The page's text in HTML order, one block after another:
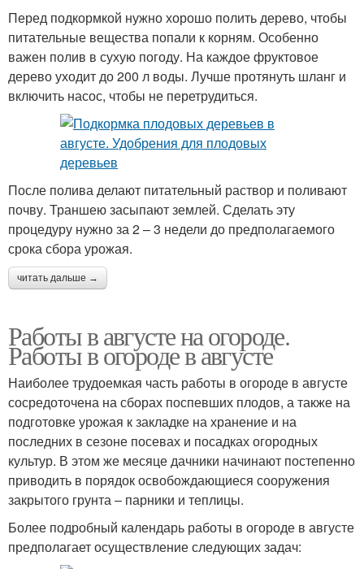
Перед подкормкой нужно хорошо полить дерево, чтобы
питательные вещества попали к корням. Особенно
важен полив в сухую погоду. На каждое фруктовое
дерево уходит до 200 л воды. Лучше протянуть шланг и
включить насос, чтобы не перетрудиться.
После полива делают питательный раствор и поливают
почву. Траншею засыпают землей. Сделать эту
процедуру нужно за 2 – 3 недели до предполагаемого
срока сбора урожая.
читать дальше →
Работы в августе на огороде.
Работы в огороде в августе
Наиболее трудоемкая часть работы в огороде в августе
сосредоточена на сборах поспевших плодов, а также на
подготовке урожая к закладке на хранение и на
последних в сезоне посевах и посадках огородных
культур. В этом же месяце дачники начинают постепенно
приводить в порядок освобождающиеся сооружения
закрытого грунта – парники и теплицы.
Более подробный календарь работы в огороде в августе
предполагает осуществление следующих задач: